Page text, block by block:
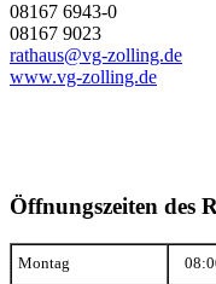
08167 6943-0
08167 9023
rathaus@vg-zolling.de
www.vg-zolling.de
Öffnungszeiten des
Montag